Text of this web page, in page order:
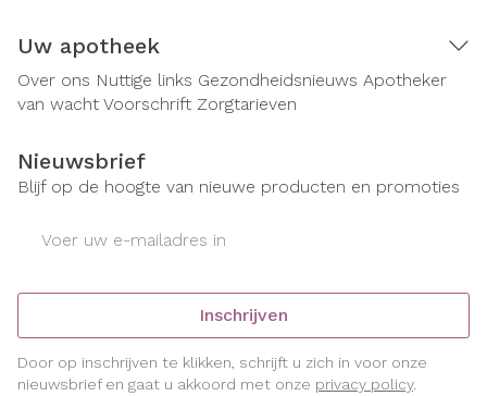
Uw apotheek
Over ons Nuttige links Gezondheidsnieuws Apotheker
van wacht Voorschrift Zorgtarieven
Nieuwsbrief
Blijf op de hoogte van nieuwe producten en promoties
Inschrijven
Door op inschrijven te klikken, schrijft u zich in voor onze
nieuwsbrief en gaat u akkoord met onze privacy policy.